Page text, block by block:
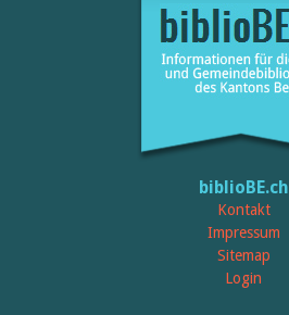
biblioBE.ch
Kontakt
Impressum
Sitemap
Login